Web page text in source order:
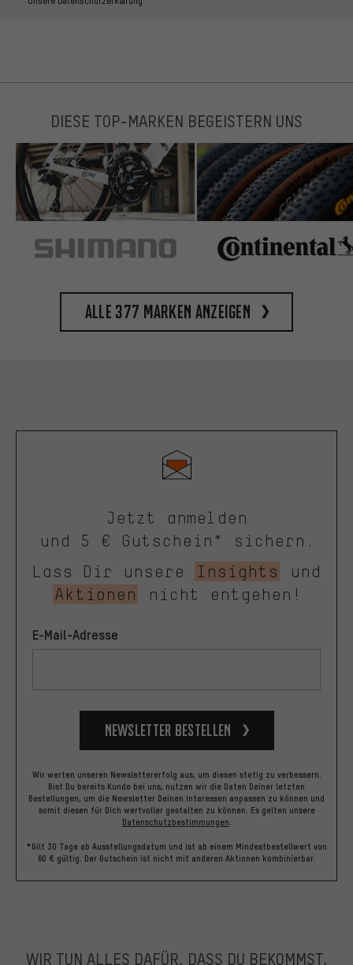
DIESE TOP-MARKEN BEGEISTERN UNS
Alle 377 Marken anzeigen
Jetzt anmelden
und 5 € Gutschein* sichern.
Lass Dir unsere
Insights
und
Aktionen
nicht entgehen!
E-Mail-Adresse
Newsletter bestellen
Wir werten unseren Newslettererfolg aus, um diesen stetig zu verbessern.
Bist Du bereits Kunde bei uns, nutzen wir die Daten Deiner letzten
Bestellungen, um die Newsletter Deinen Interessen anpassen zu können und
somit diesen für Dich wertvoller gestalten zu können. Es gelten unsere
Datenschutzbestimmungen.
*Gilt 30 Tage ab Ausstellungsdatum und ist ab einem Mindestbestellwert von
60 € gültig. Der Gutschein ist nicht mit anderen Aktionen kombinierbar.
WIR TUN ALLES DAFÜR, DASS DU BEKOMMST,